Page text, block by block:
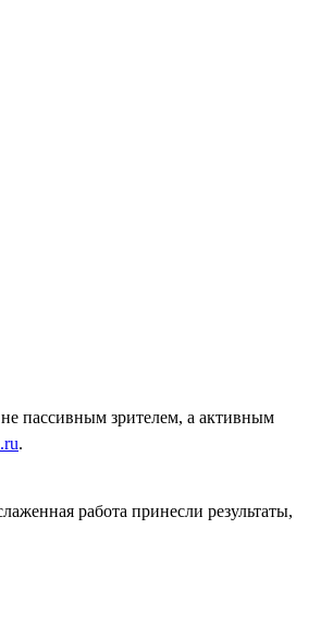
пассивным зрителем, а активным
.
работа принесли результаты,